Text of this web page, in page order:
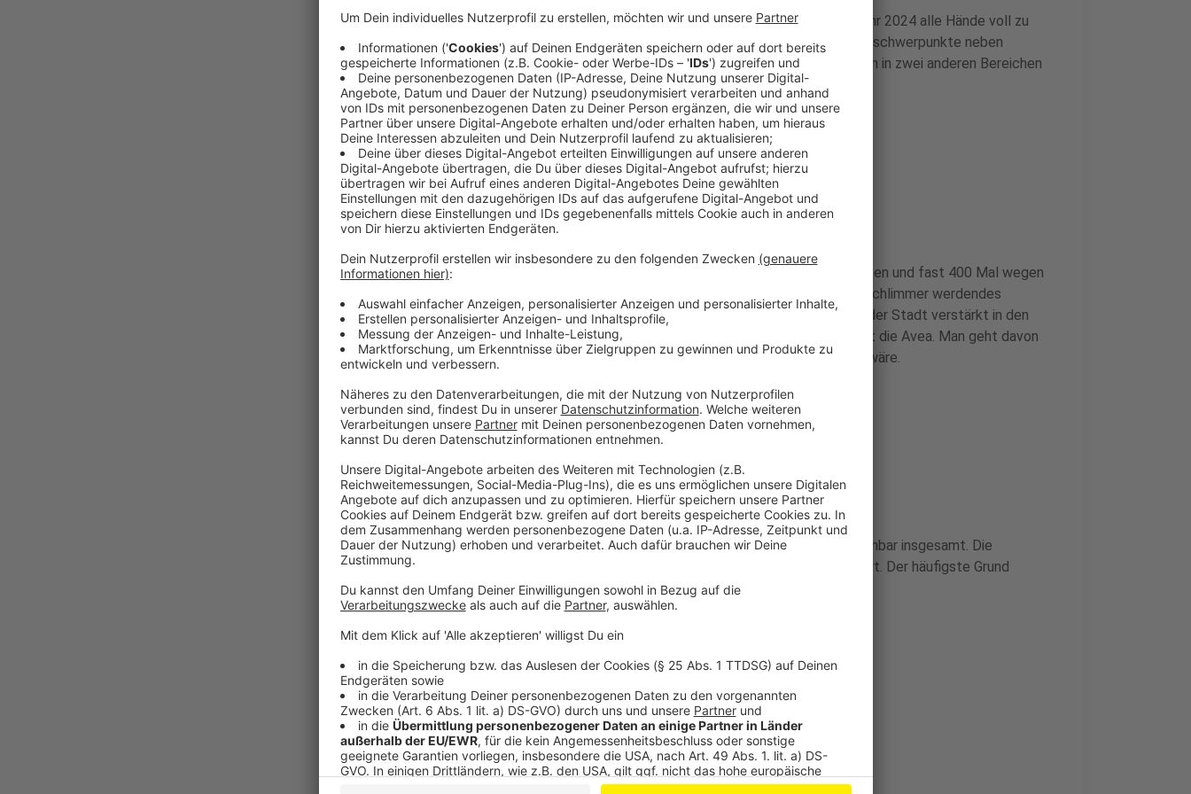
Der Kommunale Ordnungsdienst (KOD) in Leverkusen hatte im Jahr 2024 alle Hände voll zu
tun. Die Stadt hat auf Anfrage von RL mitgeteilt, dass die Einsatzschwerpunkte neben
Präsenzstreifen in den Fußgängerzonen und an den Seen vor allem in zwei anderen Bereichen
lagen.
Anzeige
Schwerpunkte: Lärmbelästigung und Müll
Anzeige
Fast 690 Mal musste der KOD wegen Lärmbelästigungen ausrücken und fast 400 Mal wegen
wilder Müllablagerungen. Letzteres ist laut Avea ein seit Jahren schlimmer werdendes
Problem. Der KOD hat deswegen im Jahr 2024 Müll-Hotspots in der Stadt verstärkt in den
Fokus genommen. Diese Maßnahmen haben Wirkung gezeigt, sagt die Avea. Man geht davon
aus, dass das Problem ohne diesen Einsatz noch deutlich größer wäre.
Anzeige
Anzeige
Die Bedeutung des Ordnungsdienstes in Leverkusen wächst offenbar insgesamt. Die
Leitstelle des KOD wurde im Jahr 2024 über 2.600 Mal kontaktiert. Der häufigste Grund
hierfür: Falschparker, so die Stadt.
Mehr News aus Leverkusen
Anzeige
Weißer Ring braucht Unterstützung in Leverkusen